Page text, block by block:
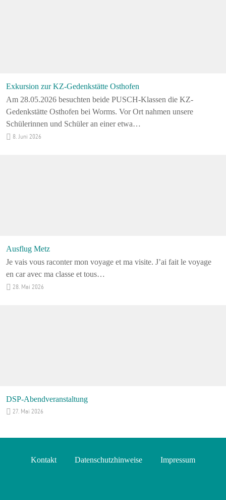
Exkursion zur KZ-Gedenkstätte Osthofen
Am 28.05.2026 besuchten beide PUSCH-Klassen die KZ-
Gedenkstätte Osthofen bei Worms. Vor Ort nahmen unsere
Schülerinnen und Schüler an einer etwa…
8. Juni 2026
Ausflug Metz
Je vais vous raconter mon voyage et ma visite. J’ai fait le voyage
en car avec ma classe et tous…
28. Mai 2026
DSP-Abendveranstaltung
27. Mai 2026
Kontakt Datenschutzhinweise Impressum